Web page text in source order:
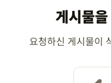
게시물
요청하신 게시물이